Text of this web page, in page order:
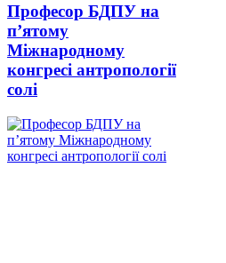
Професор БДПУ на
п’ятому
Міжнародному
конгресі антропології
солі